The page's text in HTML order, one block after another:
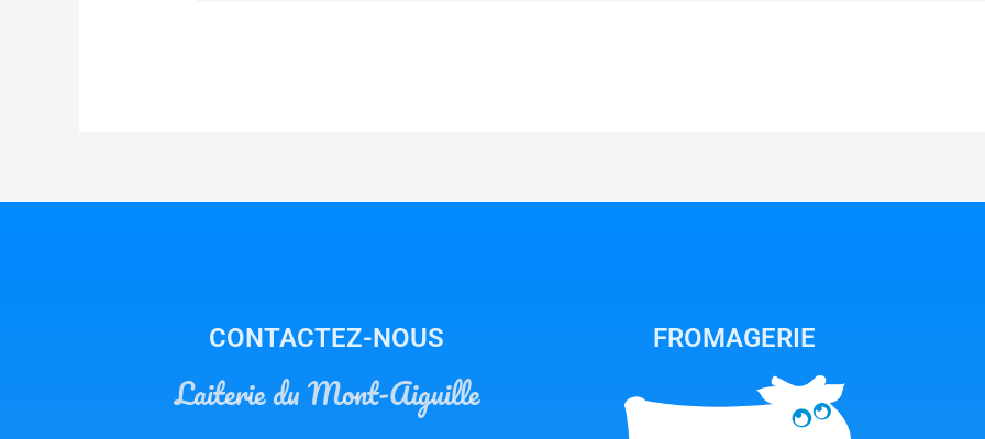
CONTACTEZ-NOUS
Laiterie du Mont-Aiguille
FROMAGERIE